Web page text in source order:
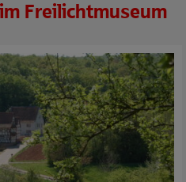
Freilichtmuseum